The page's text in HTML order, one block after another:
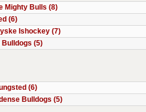
Mighty Bulls (8)
(6)
Ishockey (7)
Bulldogs (5)
(6)
Bulldogs (5)